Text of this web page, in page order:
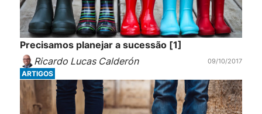
Precisamos planejar a sucessão [1]
Ricardo Lucas Calderón
09/10/2017
ARTIGOS